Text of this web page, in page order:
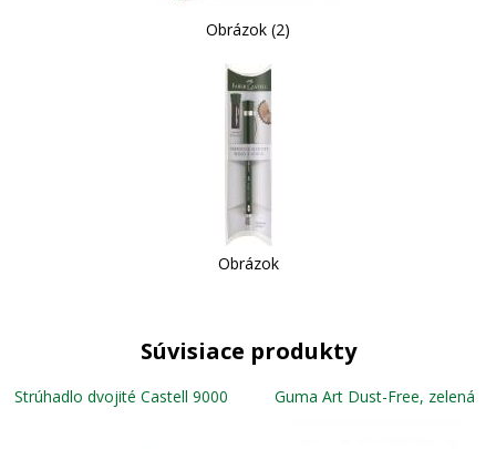
Obrázok (2)
Obrázok
Súvisiace produkty
Strúhadlo dvojité Castell 9000 Guma Art Dust-Free, zelená